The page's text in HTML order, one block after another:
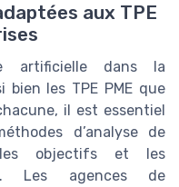
aux TPE
artificielle dans la
bien les TPE PME que
il est essentiel
d’analyse de
objectifs et les
Les agences de